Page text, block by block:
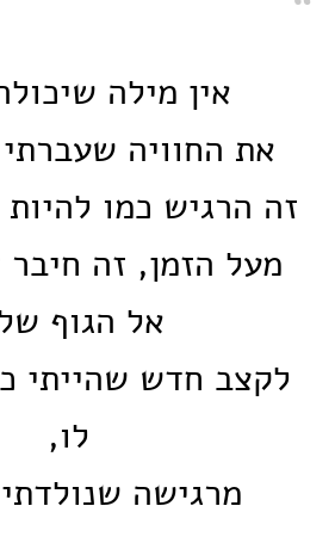
אין מילה
את החוויה
זה הרגיש כמו
מעל הזמן, זה חיבר
אל הגוף
לקצב חדש שהייתי
לו,
מרגישה